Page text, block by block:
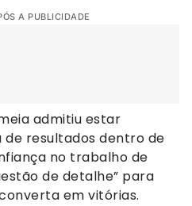
A PUBLICIDADE
admitiu estar
resultados dentro de
no trabalho de
de detalhe” para
em vitórias.